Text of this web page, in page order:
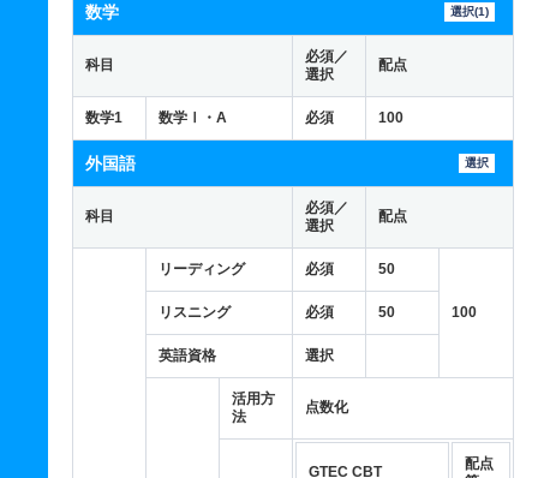
数学 選択(1)
科目
必須／
選択
配点
数学1 数学Ⅰ・A 必須 100
外国語 選択
科目
必須／
選択
配点
リーディング 必須 50
100
リスニング 必須 50
英語資格 選択
活用方
法
点数化
GTEC CBT
配点